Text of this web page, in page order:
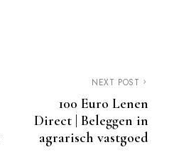
NEXT POST
100 Euro Lenen
Direct | Beleggen in
agrarisch vastgoed